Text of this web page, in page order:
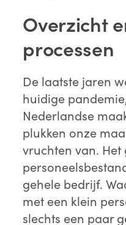
Overzicht
processen
De laatste jaren
huidige
Nederlandse
plukken onze
vruchten van.
gehele bedrijf.
met een klein
slechts een paar